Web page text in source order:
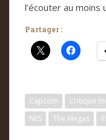
l’écou­ter au moins
Partager :
Capcom Critique
NES
The Megas